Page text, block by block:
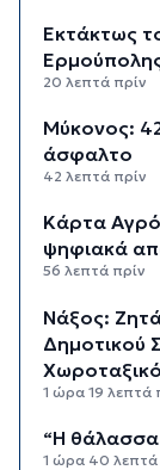
Εκτάκτως
20 λεπτά πρίν
Μύκονος:
άσφαλτο
42 λεπτά πρίν
Κάρτα
ψηφιακά
56 λεπτά πρίν
Νάξος:
Δημοτικού
Χωροταξικό
1 ώρα 19 λεπτά
“Η θάλασσα
1 ώρα 40 λεπτά